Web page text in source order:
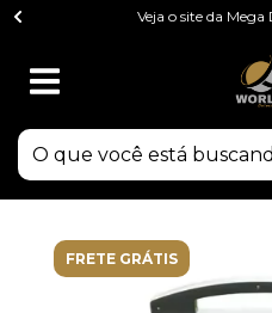
Veja o site da
FRETE GRÁTIS